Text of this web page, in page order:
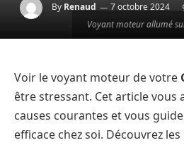
Voyant moteur allumé
By Renaud 7 octobre 2024
Voir le voyant moteur de votre
être stressant. Cet article vous
causes courantes et vous
efficace chez soi. Découvrez